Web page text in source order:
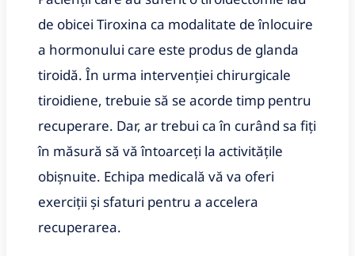
de obicei Tiroxina ca modalitate de înlocuire
a hormonului care este produs de glanda
tiroidă. În urma intervenției chirurgicale
tiroidiene, trebuie să se acorde timp pentru
recuperare. Dar, ar trebui ca în curând sa fiți
în măsură să vă întoarceți la activitățile
obișnuite. Echipa medicală vă va oferi
exerciții și sfaturi pentru a accelera
recuperarea.